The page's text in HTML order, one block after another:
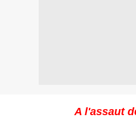
A l'assaut